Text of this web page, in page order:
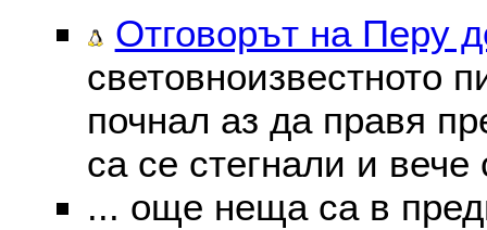
Отговорът на Перу
световноизвестното
почнал аз да правя
са се стегнали и вече
... още неща са в